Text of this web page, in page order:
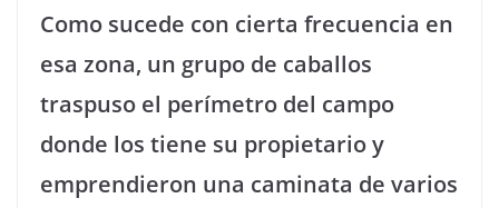
Como sucede con cierta frecuencia en
esa zona, un grupo de caballos
traspuso el perímetro del campo
donde los tiene su propietario y
emprendieron una caminata de varios